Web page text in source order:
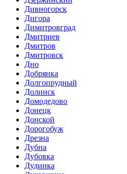
Дивногорск
Дигора
Димитровград
Дмитриев
Дмитров
Дмитровск
Дно
Добрянка
Долгопрудный
Долинск
Домодедово
Донецк
Донской
Дорогобуж
Дрезна
Дубна
Дубовка
Дудинка